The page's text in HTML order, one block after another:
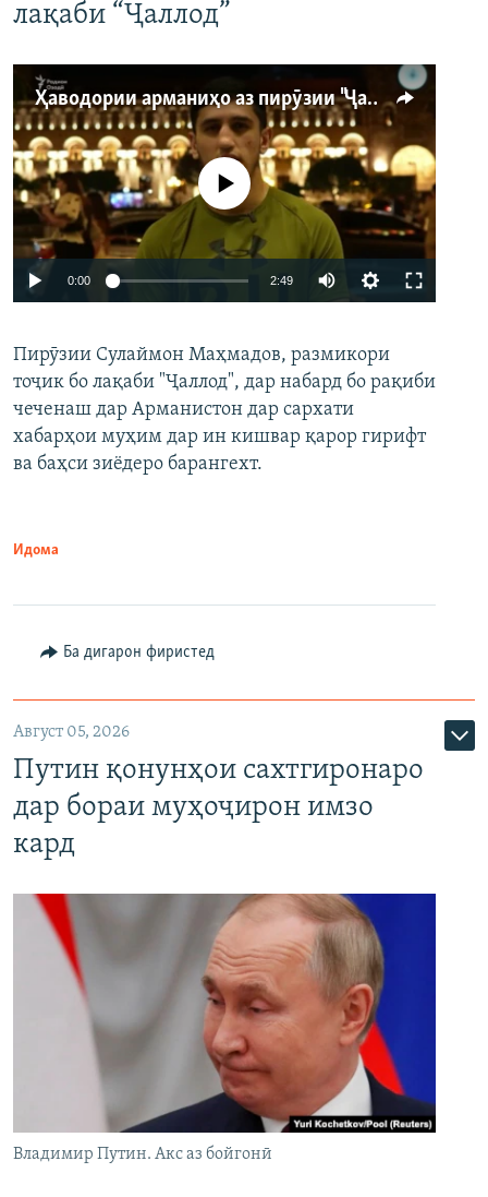
лақаби “Ҷаллод”
Ҳаводории арманиҳо аз пирӯзии "Ҷаллод"-и тоҷик
Auto 240p 360p 480p
720p 1080p
Феълан кор намекунад
0:00 2:49
360p
480p
Пирӯзии Сулаймон Маҳмадов, размикори
тоҷик бо лақаби "Ҷаллод", дар набард бо рақиби
чеченаш дар Арманистон дар сархати
хабарҳои муҳим дар ин кишвар қарор гирифт
ва баҳси зиёдеро барангехт.
Идома
Ба дигарон фиристед
Август 05, 2026
Путин қонунҳои сахтгиронаро
дар бораи муҳоҷирон имзо
кард
Владимир Путин. Акс аз бойгонӣ